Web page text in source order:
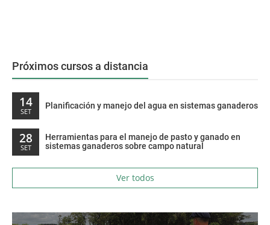
Próximos cursos a distancia
14
SET
Planificación y manejo del agua en sistemas ganaderos
28
SET
Herramientas para el manejo de pasto y ganado en
sistemas ganaderos sobre campo natural
Ver todos